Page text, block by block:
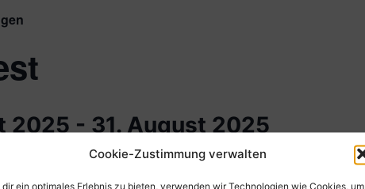
Cookie-Zustimmung verwalten
dir ein optimales Erlebnis zu bieten, verwenden wir Technologien wie Cookies, um
2025-31. August 2025